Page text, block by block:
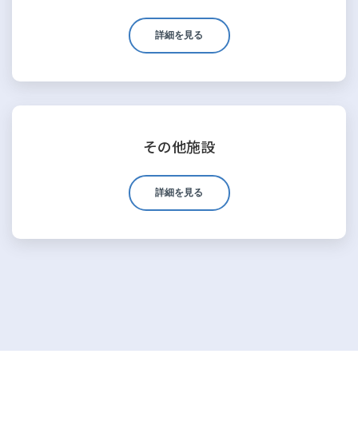
詳細を見る
その他施設
詳細を見る